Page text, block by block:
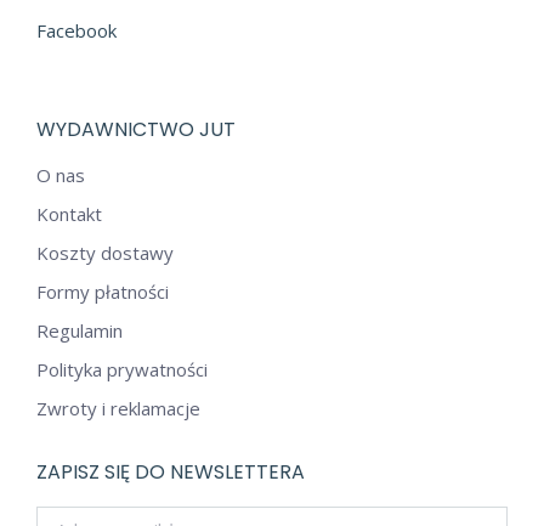
Facebook
WYDAWNICTWO JUT
O nas
Kontakt
Koszty dostawy
Formy płatności
Regulamin
Polityka prywatności
Zwroty i reklamacje
ZAPISZ SIĘ DO NEWSLETTERA